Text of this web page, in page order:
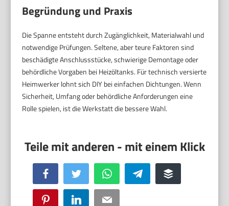
Begründung und Praxis
Die Spanne entsteht durch Zugänglichkeit, Materialwahl und
notwendige Prüfungen. Seltene, aber teure Faktoren sind
beschädigte Anschlussstücke, schwierige Demontage oder
behördliche Vorgaben bei Heizöltanks. Für technisch versierte
Heimwerker lohnt sich DIY bei einfachen Dichtungen. Wenn
Sicherheit, Umfang oder behördliche Anforderungen eine
Rolle spielen, ist die Werkstatt die bessere Wahl.
Facebook Twitter WhatsApp Telegram Buffer
Pinterest LinkedIn Email